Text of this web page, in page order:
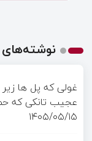
نوشته‌های
غولی که پل ها
عجیب تانکی که
۱۴۰۵/۰۵/۱۵